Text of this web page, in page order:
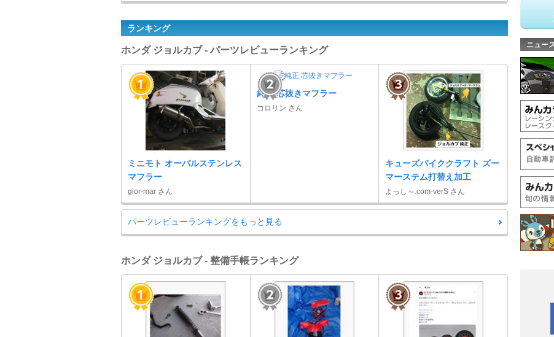
ランキング
ホンダ ジョルカブ - パーツレビューランキング
ミニモト オーバルステンレス
マフラー
gior-mar さん
純正 芯抜きマフラー
コロリン さん
キューズバイククラフト ズー
マーステム打替え加工
よっし～.com-verS さん
パーツレビューランキングをもっと見る
ホンダ ジョルカブ - 整備手帳ランキング
ニュー